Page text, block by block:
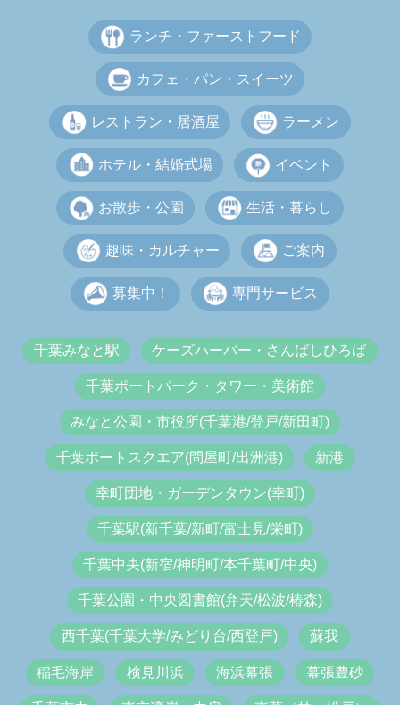
ランチ・ファーストフード
カフェ・パン・スイーツ
レストラン・居酒屋 ラーメン
ホテル・結婚式場 イベント
お散歩・公園 生活・暮らし
趣味・カルチャー ご案内
募集中！ 専門サービス
千葉みなと駅 ケーズハーバー・さんばしひろば
千葉ポートパーク・タワー・美術館
みなと公園・市役所(千葉港/登戸/新田町)
千葉ポートスクエア(問屋町/出洲港) 新港
幸町団地・ガーデンタウン(幸町)
千葉駅(新千葉/新町/富士見/栄町)
千葉中央(新宿/神明町/本千葉町/中央)
千葉公園・中央図書館(弁天/松波/椿森)
西千葉(千葉大学/みどり台/西登戸) 蘇我
稲毛海岸 検見川浜 海浜幕張 幕張豊砂